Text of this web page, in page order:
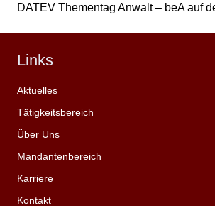
DATEV Thementag Anwalt – beA auf
Links
Aktuelles
Tätigkeitsbereich
Über Uns
Mandantenbereich
Karriere
Kontakt